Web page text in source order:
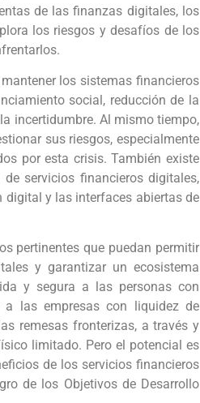
de las finanzas digitales, los
los riesgos y desafíos de los
los sistemas financieros
social, reducción de la
incertidumbre. Al mismo tiempo,
sus riesgos, especialmente
por esta crisis. También existe
servicios financieros digitales,
y las interfaces abiertas de
pertinentes que puedan permitir
y garantizar un ecosistema
y segura a las personas con
las empresas con liquidez de
remesas fronterizas, a través y
limitado. Pero el potencial es
de los servicios financieros
de los Objetivos de Desarrollo